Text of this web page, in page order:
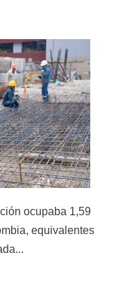
ocupaba 1,59
equivalentes